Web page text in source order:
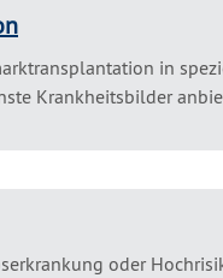
in
Krankheitsbilder
oder